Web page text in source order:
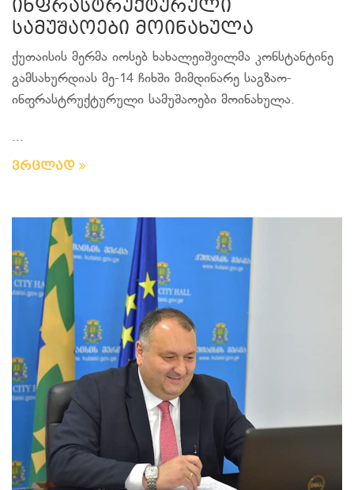
ინფრასტრუქტურული
სამუშაოები მოინახულა
ქუთაისის მერმა იოსებ ხახალეიშვილმა კონსტანტინე
გამსახურდიას მე-14 ჩიხში მიმდინარე საგზაო-
ინფრასტრუქტურული სამუშაოები მოინახულა.
...
ვრცლად